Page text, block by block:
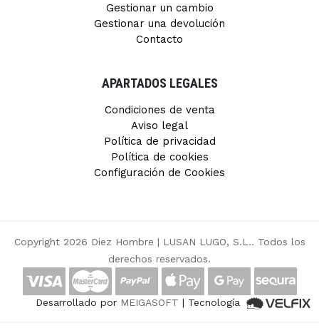
Gestionar un cambio
Gestionar una devolución
Contacto
APARTADOS LEGALES
Condiciones de venta
Aviso legal
Política de privacidad
Política de cookies
Configuración de Cookies
Copyright 2026 Diez Hombre | LUSAN LUGO, S.L.. Todos los
derechos reservados.
Desarrollado por MEIGASOFT | Tecnología